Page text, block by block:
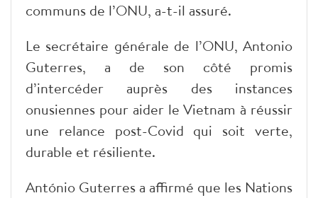
communs de l’ONU, a-t-il assuré.
Le secrétaire générale de l’ONU, Antonio
Guterres, a de son côté promis
d’intercéder auprès des instances
onusiennes pour aider le Vietnam à réussir
une relance post-Covid qui soit verte,
durable et résiliente.
António Guterres a affirmé que les Nations